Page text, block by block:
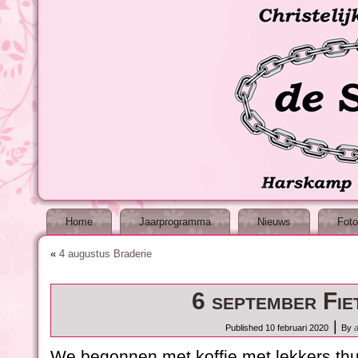
Home Jaarprogramma Nieuws
« 4 augustus Braderie
6 september
Published 10 februari 2020 By